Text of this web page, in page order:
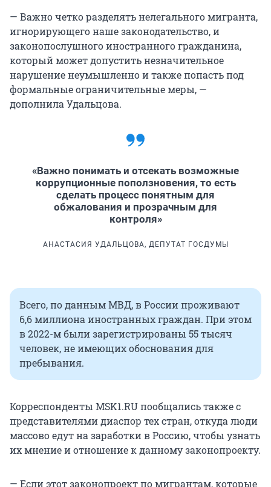
— Важно четко разделять нелегального мигранта,
игнорирующего наше законодательство, и
законопослушного иностранного гражданина,
который может допустить незначительное
нарушение неумышленно и также попасть под
формальные ограничительные меры, —
дополнила Удальцова.
«Важно понимать и отсекать возможные
коррупционные поползновения, то есть
сделать процесс понятным для
обжалования и прозрачным для
контроля»
АНАСТАСИЯ УДАЛЬЦОВА, ДЕПУТАТ ГОСДУМЫ
Всего, по данным МВД, в России проживают
6,6 миллиона иностранных граждан. При этом
в 2022-м были зарегистрированы 55 тысяч
человек, не имеющих обоснования для
пребывания.
Корреспонденты MSK1.RU пообщались также с
представителями диаспор тех стран, откуда люди
массово едут на заработки в Россию, чтобы узнать
их мнение и отношение к данному законопроекту.
— Если этот законопроект по мигрантам, которые